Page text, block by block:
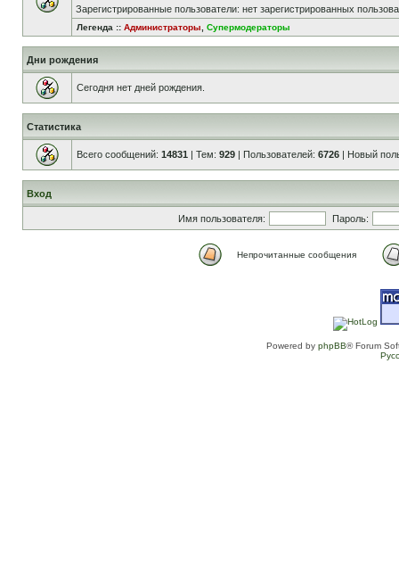
Зарегистрированные пользователи: нет зарегистрированных
Легенда :: Администраторы Супермодераторы
Дни рождения
Сегодня нет дней рождения.
Статистика
Всего сообщений: 14831 | Тем: 929 | Пользователей: 6726 | Новый
Вход
Имя пользователя: Пароль:
Непрочитанные сообщения
Powered by phpBB® Forum